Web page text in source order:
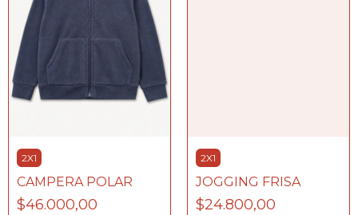
2X1
CAMPERA POLAR
$46.000,00
2X1
JOGGING FRISA
$24.800,00